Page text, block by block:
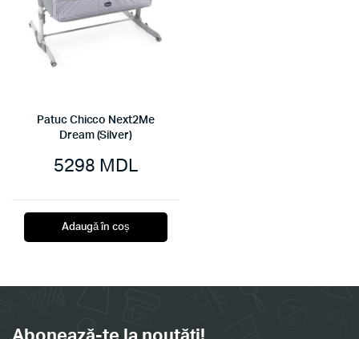
Patuc Chicco Next2Me
Dream (Silver)
5298 MDL
Adaugă în coș